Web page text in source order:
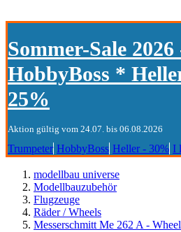
Sommer-Sale
HobbyBoss *
25%
Aktion gültig vom 24.07. bis 06.08.2026
Trumpeter HobbyBoss Heller - 30% I
modellbau universe
Modellbauzubehör
Flugzeuge
Räder / Wheels
Messerschmitt Me 262 A -